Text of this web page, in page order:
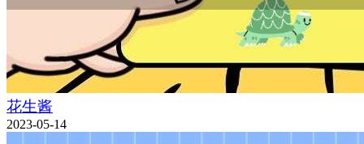
花生酱
2023-05-14